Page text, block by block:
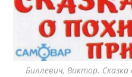
Биллевич, Виктор.